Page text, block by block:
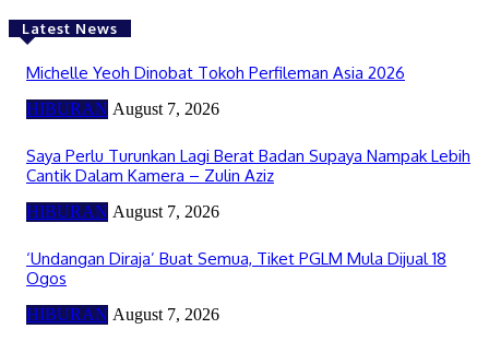
Latest News
Michelle Yeoh Dinobat Tokoh Perfileman Asia 2026
HIBURAN August 7, 2026
Saya Perlu Turunkan Lagi Berat Badan Supaya Nampak Lebih
Cantik Dalam Kamera – Zulin Aziz
HIBURAN August 7, 2026
‘Undangan Diraja’ Buat Semua, Tiket PGLM Mula Dijual 18
Ogos
HIBURAN August 7, 2026